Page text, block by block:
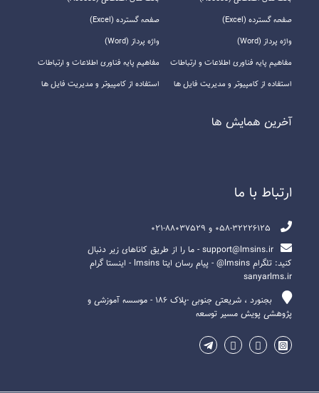
صفحه گسترده (Excel)
واژه پرداز (Word)
مفاهیم پایه فناوری اطلاعات و ارتباطات
استفاده از کامپیوتر و مدیریت فایل ها
صفحه گسترده (Excel)
واژه پرداز (Word)
مفاهیم پایه فناوری اطلاعات و ارتباطات
استفاده از کامپیوتر و مدیریت فایل ها
آخرين همايش ها
ارتباط با ما
support@lmsins.ir - ما را از طریق کاناهای زیر دنبال
کنید: تلگرام lmsins@ - پیام رسان ایتا lmsins - اینستا گرام
sanyarlms.ir
بجنورد ، شریعتی جنوبی -پلاک ۱۸۶ - موسسه آموزشی و
پژوهشی پویش مسیر توسعه